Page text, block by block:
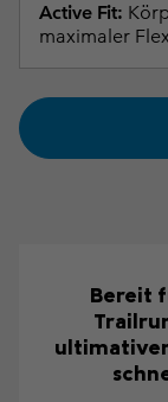
Active Fit:
maximaler
Bereit